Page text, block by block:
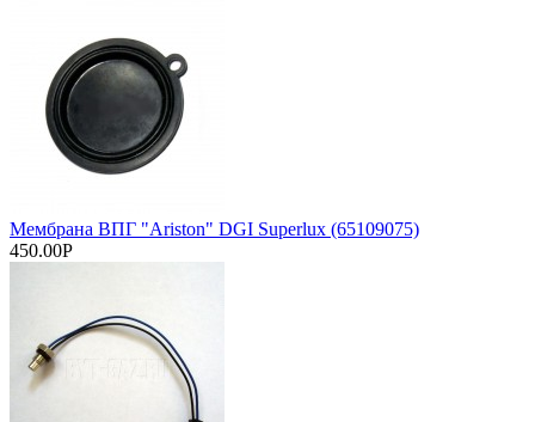
Мембрана ВПГ "Ariston" DGI Superlux (65109075)
450.00Р